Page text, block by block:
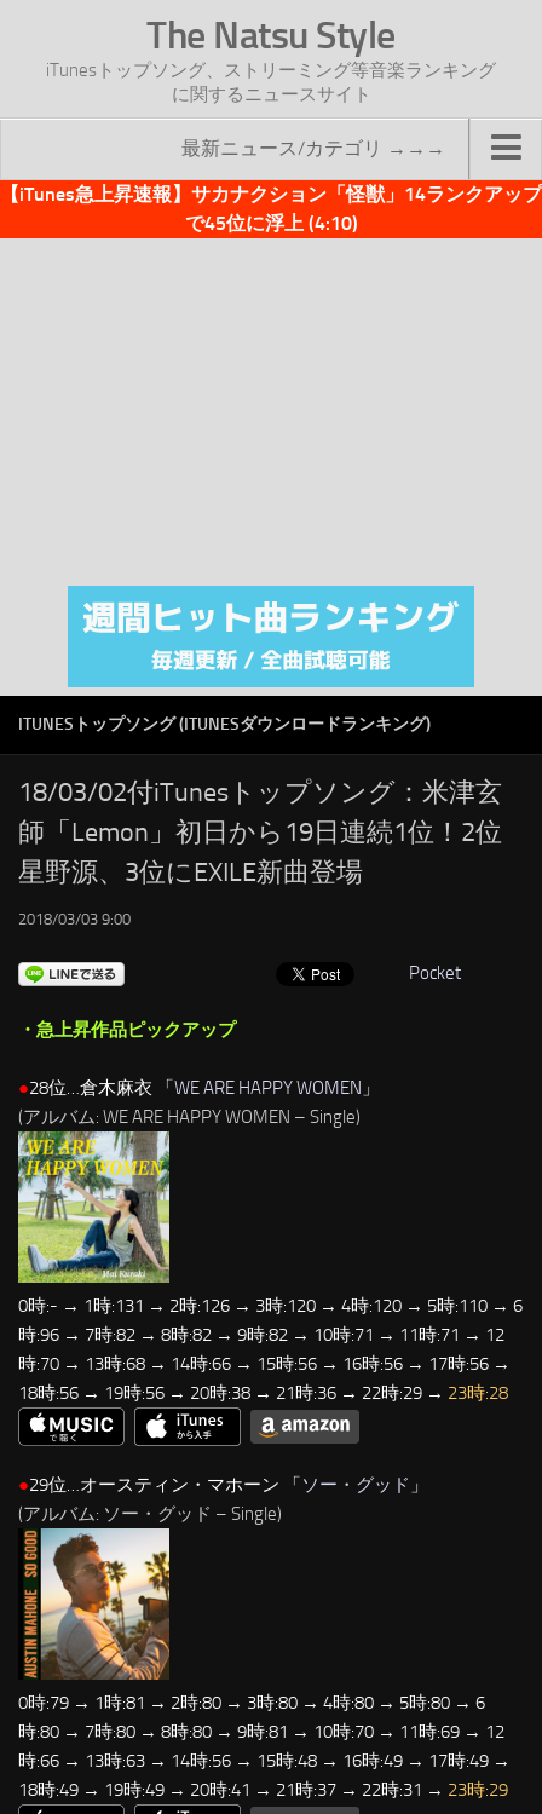
The Natsu Style
iTunesトップソング、ストリーミング等音楽ランキング
に関するニュースサイト
最新ニュース/カテゴリ →→→
TOP
注目カテゴリ
オリジナルiTunes週間トップソング
RSS
LINKS
【iTunes急上昇速報】サカナクション「怪獣」14ランクアップ
で45位に浮上 (4:10)
ITUNESトップソング (ITUNESダウンロードランキング)
18/03/02付iTunesトップソング：米津玄
師「Lemon」初日から19日連続1位！2位
星野源、3位にEXILE新曲登場
2018/03/03 9:00
Pocket
・急上昇作品ピックアップ
●28位…倉木麻衣 「WE ARE HAPPY WOMEN 」
(アルバム: WE ARE HAPPY WOMEN – Single)
0時:- → 1時:131 → 2時:126 → 3時:120 → 4時:120 → 5時:110 → 6
時:96 → 7時:82 → 8時:82 → 9時:82 → 10時:71 → 11時:71 → 12
時:70 → 13時:68 → 14時:66 → 15時:56 → 16時:56 → 17時:56 →
18時:56 → 19時:56 → 20時:38 → 21時:36 → 22時:29 → 23時:28
●29位…オースティン・マホーン 「ソー・グッド 」
(アルバム: ソー・グッド – Single)
0時:79 → 1時:81 → 2時:80 → 3時:80 → 4時:80 → 5時:80 → 6
時:80 → 7時:80 → 8時:80 → 9時:81 → 10時:70 → 11時:69 → 12
時:66 → 13時:63 → 14時:56 → 15時:48 → 16時:49 → 17時:49 →
18時:49 → 19時:49 → 20時:41 → 21時:37 → 22時:31 → 23時:29